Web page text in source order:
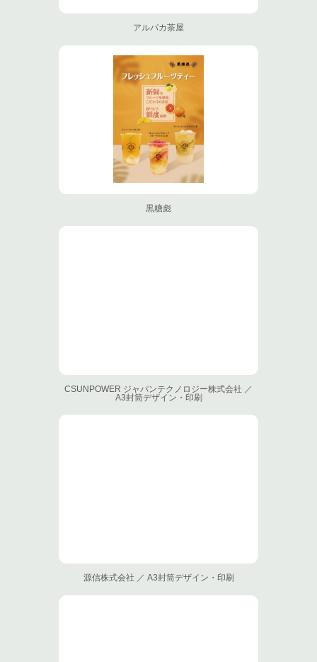
アルパカ茶屋
黒糖彪
CSUNPOWER ジャパンテクノロジー株式会社 ／
A3封筒デザイン・印刷
源信株式会社 ／ A3封筒デザイン・印刷